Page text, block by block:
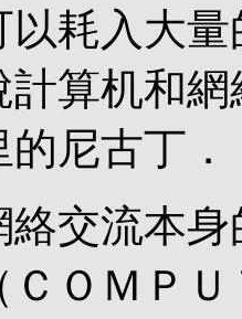
耗入大量
算机和
尼古丁．
流本身
ＯＭＰＵ